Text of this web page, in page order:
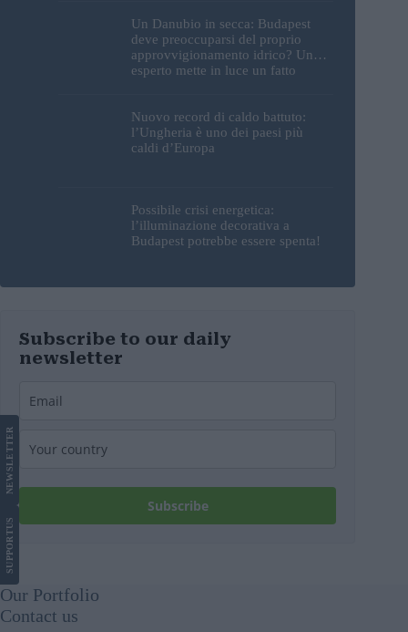
Un Danubio in secca: Budapest
deve preoccuparsi del proprio
approvvigionamento idrico? Un
esperto mette in luce un fatto
Nuovo record di caldo battuto:
l’Ungheria è uno dei paesi più
caldi d’Europa
Possibile crisi energetica:
l’illuminazione decorativa a
Budapest potrebbe essere spenta!
Subscribe to our daily
newsletter
Subscribe
SUPPORT
US
NEWS
LETTER
Our Portfolio
Contact us